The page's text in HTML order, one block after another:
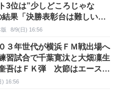
3位は”少しどころじゃな
果「決勝表彰台は難しいだ
スGP
8/9(日) 16:56
３年世代が横浜ＦＭ戦出場へ
試合で千葉寛汰と大畑凜生
吾はＦＫ弾 次節はエースＦ
停止
) 16:56